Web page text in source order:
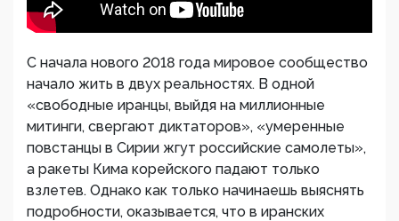
С начала нового 2018 года мировое сообщество
начало жить в двух реальностях. В одной
«свободные иранцы, выйдя на миллионные
митинги, свергают диктаторов», «умеренные
повстанцы в Сирии жгут российские самолеты»,
а ракеты Кима корейского падают только
взлетев. Однако как только начинаешь выяснять
подробности, оказывается, что в иранских